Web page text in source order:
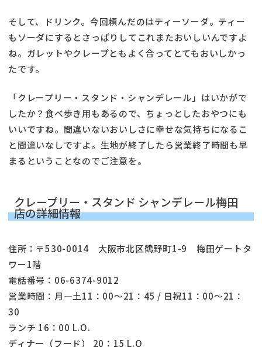
そして、ドリンク。今回頼んだのはティーソーダ。ティー
もソーダにするとさっぱりしてこれまたおいしいんですよ
ね。ガレットやクレープともよく合ってとてもおいしかっ
たです。
「クレープリー・スタンド・シャンデレール」はいかがで
したか？食べ歩き用もあるので、ちょっとしたおやつにも
いいですね。間違いないおいしさに幸せな気持ちになるこ
と間違いなしですよ。生地が終了したら営業終了時間も早
まるということなのでご注意を。
クレープリー・スタンド シャンデレール梅田
店の詳細情報
住所：〒530-0014 大阪市北区鶴野町1-9 梅田ゲートタ
ワー1階
電話番号：06-6374-9012
営業時間：月―土11：00～21：45 / 日祝11：00～21：
30
ランチ 16：00 L.O.
ディナー（フード） 20：15 L.O